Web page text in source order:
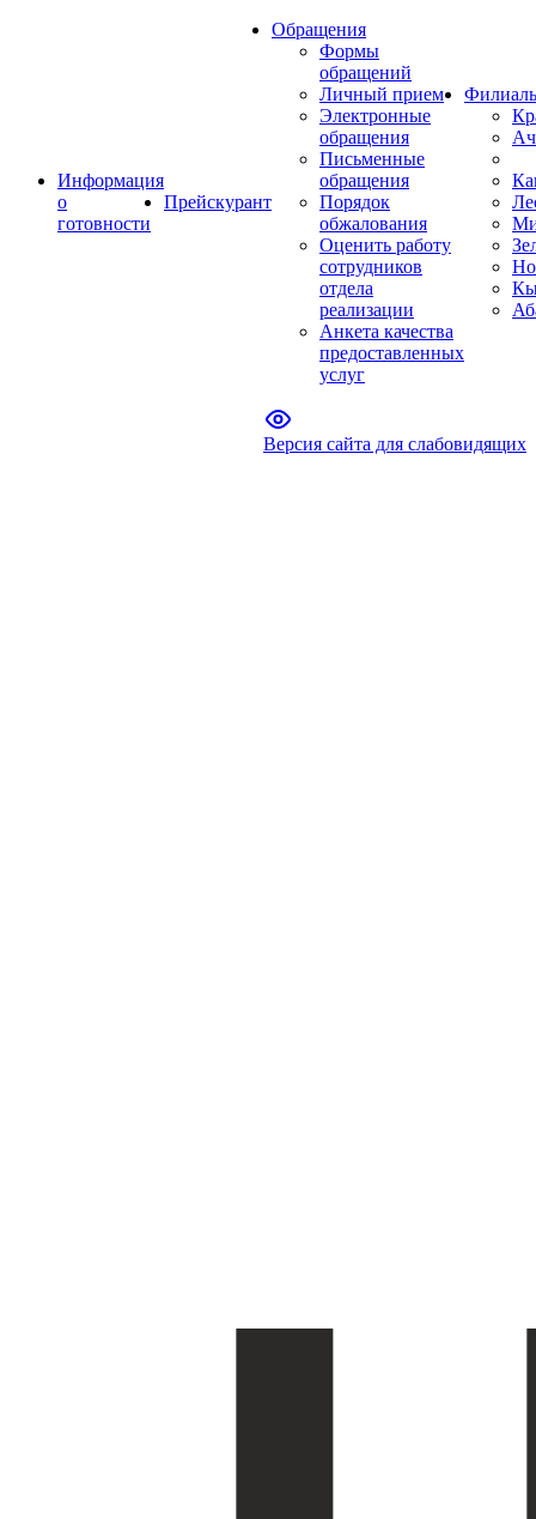
Информация
о
готовности
Прейскурант
Обращения
Формы
обращений
Личный прием
Электронные
обращения
Письменные
обращения
Порядок
обжалования
Оценить работу
сотрудников
отдела
реализации
Анкета качества
предоставленных
услуг
Версия сайта для слабовидящих